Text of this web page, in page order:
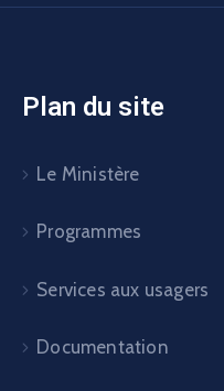
Plan du site
Le Ministère
Programmes
Services aux usagers
Documentation